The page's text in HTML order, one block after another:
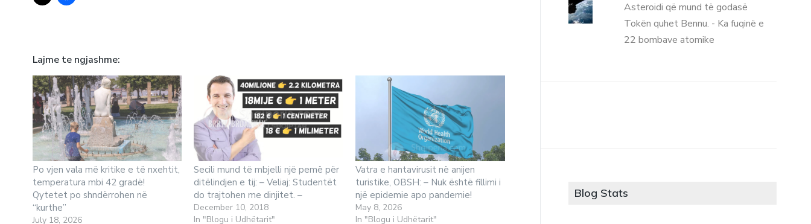
Lajme te ngjashme
Po vjen vala më kritike e të nxehtit,
temperatura mbi 42 gradë!
Qytetet po shndërrohen në
“kurthe”
July 18, 2026
Secili mund të mbjelli një pemë për
ditëlindjen e tij: – Veliaj: Studentët
do trajtohen me dinjitet. –
December 10, 2018
In "Blogu i Udhëtarit"
Vatra e hantavirusit në anijen
turistike, OBSH: – Nuk është fillimi i
një epidemie apo pandemie!
May 8, 2026
In "Blogu i Udhëtarit"
Asteroidi që mund të godasë
Tokën quhet Bennu. - Ka fuqinë e
22 bombave atomike
Blog Stats